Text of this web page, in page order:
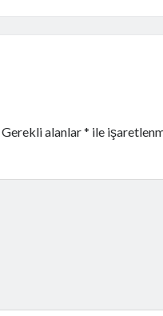
Gerekli alanlar* ile